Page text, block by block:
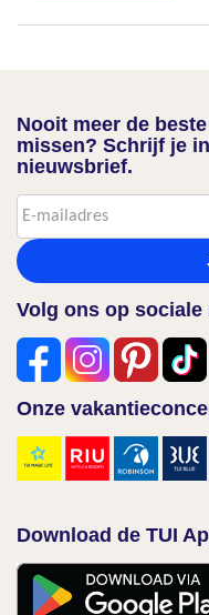
Nooit meer de
missen? Schrijf je
nieuwsbrief.
Volg ons op sociale
Onze
Download de TUI